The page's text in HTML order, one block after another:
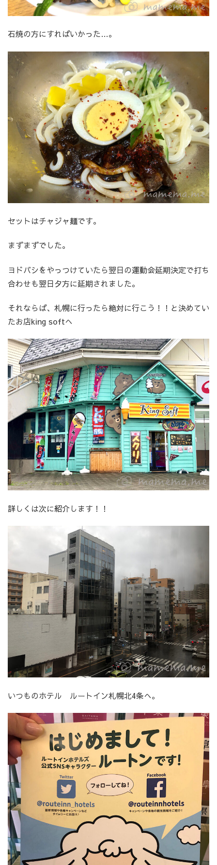
石焼の方にすればいかった…。
セットはチャジャ麺です。
まずまずでした。
ヨドバシをやっつけていたら翌日の運動会延期決定で打ち
合わせも翌日夕方に延期されました。
それならば、札幌に行ったら絶対に行こう！！と決めてい
たお店king softへ
詳しくは次に紹介します！！
いつものホテル ルートイン札幌北4条へ。